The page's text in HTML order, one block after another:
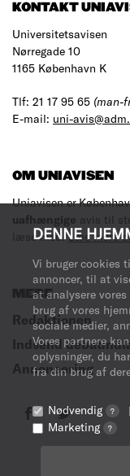
DENNE
Vi bruger cookies
annoncer, til at
at analysere
brug af vores
sociale medier,
Vores partnere
oplysninger, du
fra din brug af
Nødvendig ?
Marketing ?
KONTAKT
Universitetsavisen
Nørregade 10
1165 København K
Tlf: 21 17 95 65 (man-
E-mail: uni-
OM UNIAVISEN
Uniavisen er
uafhængige avis til
læse med.Læs mere
MERE
Redaktionen
Indsend
Annoncering